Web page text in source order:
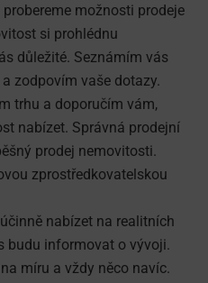
možnosti prodeje
si prohlédnu
důležité. Seznámím vás
zodpovím vaše dotazy.
trhu a doporučím vám,
nabízet. Správná prodejní
prodej nemovitosti.
zprostředkova­telskou
nabízet na realitních
budu informovat o vývoji.
míru a vždy něco navíc.